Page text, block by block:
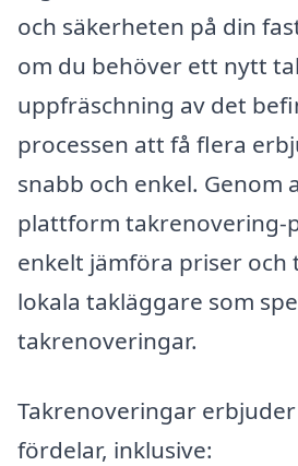
och säkerheten på din
om du behöver ett nytt
uppfräschning av det
processen att få flera
snabb och enkel. Genom
plattform takrenovering-
enkelt jämföra priser och
lokala takläggare som
takrenoveringar.
Takrenoveringar
fördelar, inklusive: